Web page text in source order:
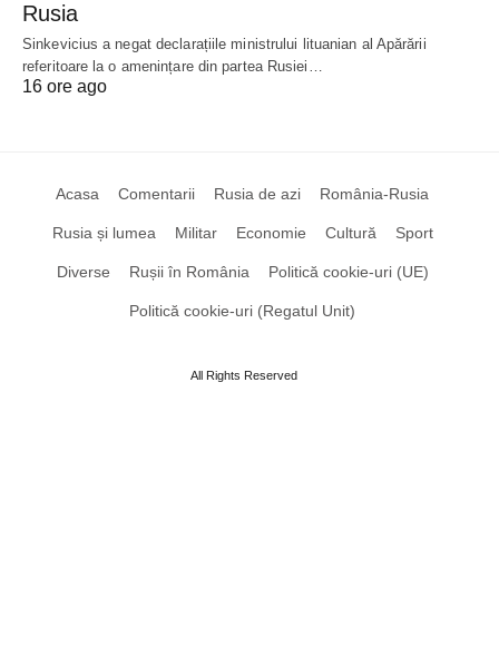
Rusia
Sinkevicius a negat declarațiile ministrului lituanian al Apărării
referitoare la o amenințare din partea Rusiei…
16 ore ago
Acasa Comentarii Rusia de azi România-Rusia
Rusia și lumea Militar Economie Cultură Sport
Diverse Rușii în România Politică cookie-uri (UE)
Politică cookie-uri (Regatul Unit)
All Rights Reserved